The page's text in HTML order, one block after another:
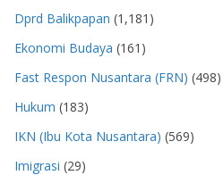
Dprd Balikpapan (1,181)
Ekonomi Budaya (161)
Fast Respon Nusantara (FRN) (498)
Hukum (183)
IKN (Ibu Kota Nusantara) (569)
Imigrasi (29)